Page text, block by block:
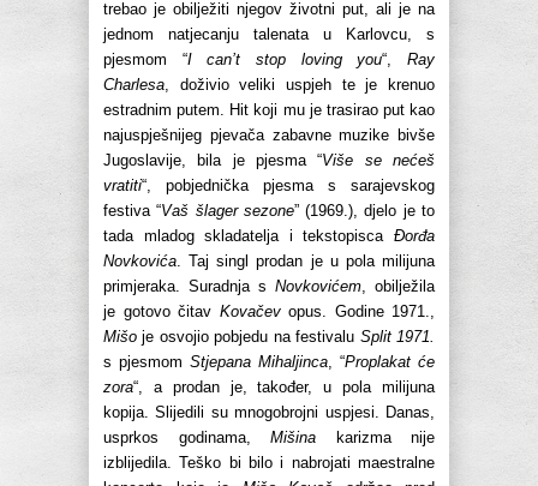
trebao je obilježiti njegov životni put, ali je na
jednom natjecanju talenata u Karlovcu, s
pjesmom “I can’t stop loving you“,Ray
Charlesa, doživio veliki uspjeh te je krenuo
estradnim putem. Hit koji mu je trasirao put kao
najuspješnijeg pjevača zabavne muzike bivše
Jugoslavije, bila je pjesma “Više se nećeš
vratiti“, pobjednička pjesma s sarajevskog
festiva “Vaš šlager sezone” (1969.), djelo je to
tada mladog skladatelja i tekstopisca Đorđa
Novkovića. Taj singl prodan je u pola milijuna
primjeraka. Suradnja s Novkovićem, obilježila
je gotovo čitav Kovačevopus. Godine 1971.,
Mišo je osvojio pobjedu na festivalu Split 1971.
s pjesmom Stjepana Mihaljinca, “Proplakat će
zora“, a prodan je, također, u pola milijuna
kopija. Slijedili su mnogobrojni uspjesi. Danas,
usprkos godinama, Mišina karizma nije
izblijedila. Teško bi bilo i nabrojati maestralne